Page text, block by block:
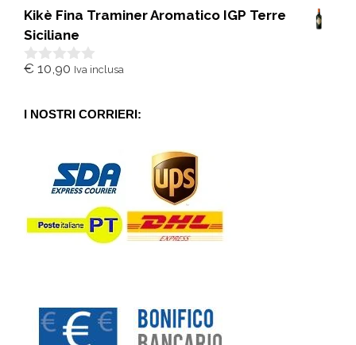
u
5
Kikè Fina Traminer Aromatico IGP Terre
Siciliane
0
5
€ 10,90 Iva inclusa
I NOSTRI CORRIERI: